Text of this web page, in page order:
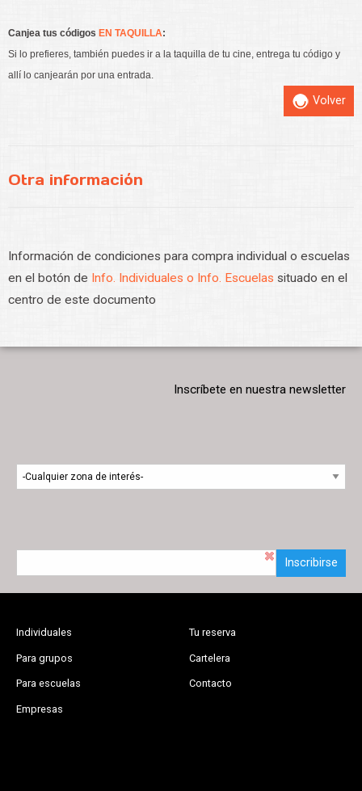
Canjea tus códigos EN TAQUILLA:
Si lo prefieres, también puedes ir a la taquilla de tu cine, entrega tu código y
allí lo canjearán por una entrada.
Volver
Otra información
Información de condiciones para compra individual o escuelas
en el botón de Info. Individuales o Info. Escuelas situado en el
centro de este documento
Inscríbete en nuestra newsletter
Inscribirse
Individuales
Para grupos
Para escuelas
Empresas
Tu reserva
Cartelera
Contacto